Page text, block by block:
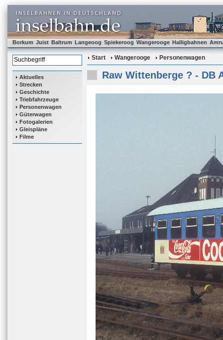
Borkum Juist Baltrum Langeoog Spiekeroog Wangerooge Halligbahnen
Aktuelles
Strecken
Geschichte
Triebfahrzeuge
Personenwagen
Güterwagen
Fotogalerien
Gleispläne
Filme
Start Wangerooge Personenwagen
Raw Wittenberge ? - DB